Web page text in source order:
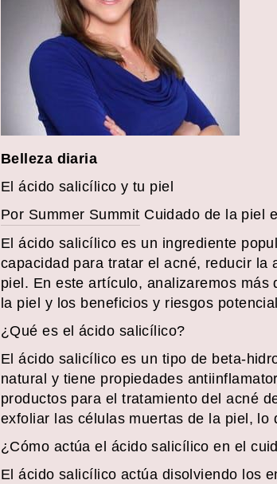
Belleza diaria
El ácido salicílico y tu piel
Por Summer Summit Cuidado de la piel
El ácido salicílico es un ingrediente
capacidad para tratar el acné, reducir la
piel. En este artículo, analizaremos
la piel y los beneficios y riesgos
¿Qué es el ácido salicílico?
El ácido salicílico es un tipo de beta-
natural y tiene propiedades
productos para el tratamiento del acné
exfoliar las células muertas de la piel,
¿Cómo actúa el ácido salicílico en el
El ácido salicílico actúa disolviendo los